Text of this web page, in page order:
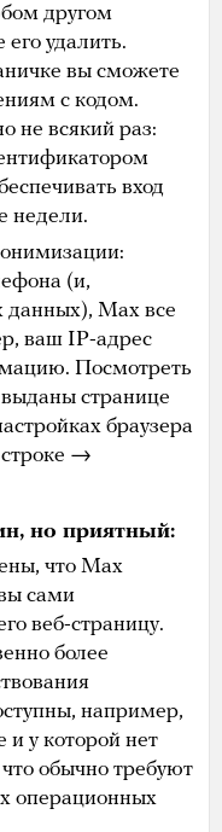
другом
удалить.
вы сможете
с кодом.
не всякий раз:
вход
недели.
(и,
данных), Max все
ваш IP-адрес
Посмотреть
странице
браузера
строке →
но приятный:
что Max
сами
веб-страницу.
более
например,
у которой нет
обычно требуют
операционных